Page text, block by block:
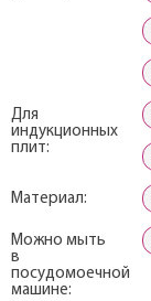
Для
индукционных
плит:
Материал:
Можно мыть
в
посудомоечной
машине: